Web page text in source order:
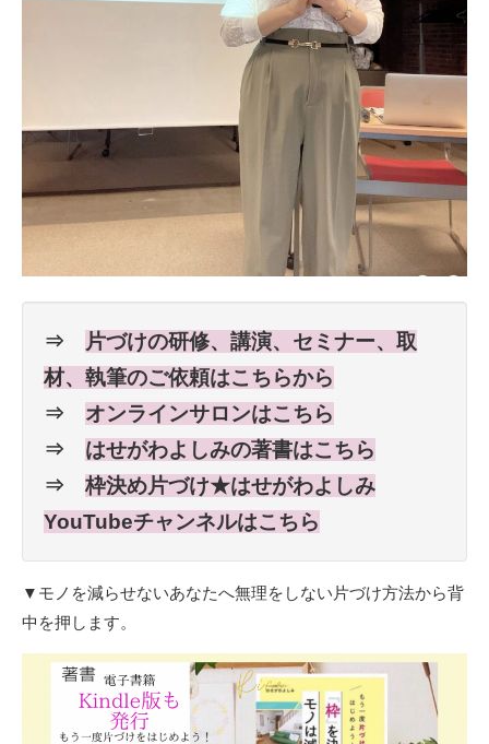
⇒
片づけの研修、講演、セミナー、取
材、執筆のご依頼はこちらから
⇒ オンラインサロンはこちら
⇒ はせがわよしみの著書はこちら
⇒ 枠決め片づけ★はせがわよしみ
YouTubeチャンネルはこちら
▼モノを減らせないあなたへ無理をしない片づけ方法から背
中を押します。